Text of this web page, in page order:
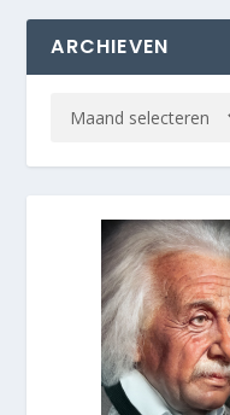
ARCHIEVEN